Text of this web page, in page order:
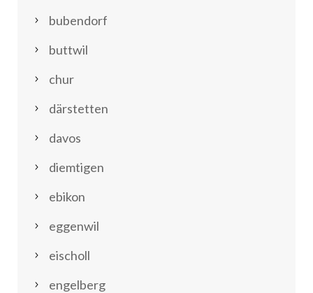
bubendorf
buttwil
chur
därstetten
davos
diemtigen
ebikon
eggenwil
eischoll
engelberg